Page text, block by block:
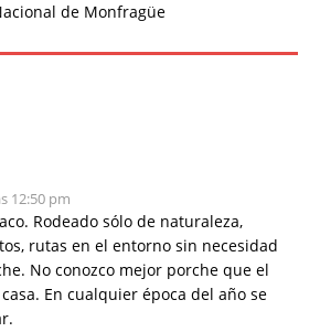
de Monfragüe
12:50 pm
Rodeado sólo de naturaleza,
rutas en el entorno sin necesidad
No conozco mejor porche que el
En cualquier época del año se